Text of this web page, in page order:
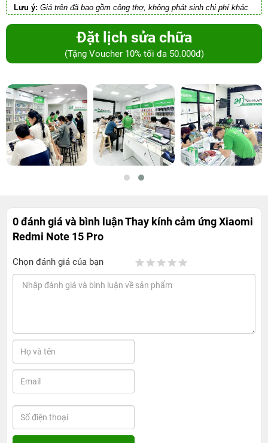
Lưu ý: Giá trên đã bao gồm công thợ, không phát sinh chi phí khác
Đặt lịch sửa chữa
(Tặng Voucher 10% tối đa 50.000đ)
0 đánh giá và bình luậnThay kính cảm ứng Xiaomi
Redmi Note 15 Pro
Chọn đánh giá của bạn